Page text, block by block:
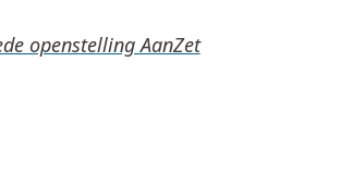
openstelling AanZet